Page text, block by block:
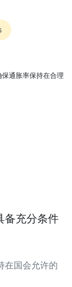
备充分条件
在国会允许的